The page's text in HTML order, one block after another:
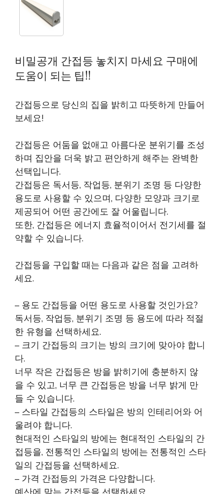
비밀공개 간접등 놓치지 마세요 구매에
도움이 되는 팁!!
간접등으로 당신의 집을 밝히고 따뜻하게 만들어
보세요!
간접등은 어둠을 없애고 아름다운 분위기를 조성
하며 집안을 더욱 밝고 편안하게 해주는 완벽한
선택입니다.
간접등은 독서등, 작업등, 분위기 조명 등 다양한
용도로 사용할 수 있으며, 다양한 모양과 크기로
제공되어 어떤 공간에도 잘 어울립니다.
또한, 간접등은 에너지 효율적이어서 전기세를 절
약할 수 있습니다.
간접등을 구입할 때는 다음과 같은 점을 고려하
세요.
– 용도 간접등을 어떤 용도로 사용할 것인가요?
독서등, 작업등, 분위기 조명 등 용도에 따라 적절
한 유형을 선택하세요.
– 크기 간접등의 크기는 방의 크기에 맞아야 합니
다.
너무 작은 간접등은 방을 밝히기에 충분하지 않
을 수 있고, 너무 큰 간접등은 방을 너무 밝게 만
들 수 있습니다.
– 스타일 간접등의 스타일은 방의 인테리어와 어
울려야 합니다.
현대적인 스타일의 방에는 현대적인 스타일의 간
접등을, 전통적인 스타일의 방에는 전통적인 스타
일의 간접등을 선택하세요.
– 가격 간접등의 가격은 다양합니다.